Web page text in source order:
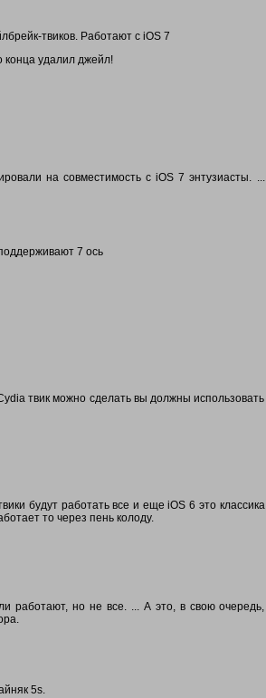
твиков. Работают с iOS 7
конца удалил джейл!
на совместимость с iOS 7 энтузиасты. ...
7 ось
твик можно сделать вы должны использовать
будут работать все и еще iOS 6 это классика
то через пень колоду.
работают, но не все. ... А это, в свою очередь,
5s.